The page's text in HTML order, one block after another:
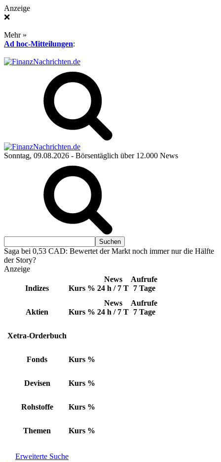
Anzeige
❌
Mehr »
Ad hoc-Mitteilungen:
Sonntag, 09.08.2026 - Börsentäglich über 12.000 News
Saga bei 0,53 CAD: Bewertet der Markt noch immer nur die Hälfte
der Story?
Anzeige
Indizes Kurs %
News
24 h / 7 T
Aufrufe
7 Tage
Aktien Kurs %
News
24 h / 7 T
Aufrufe
7 Tage
Xetra-Orderbuch
Fonds Kurs %
Devisen Kurs %
Rohstoffe Kurs %
Themen Kurs %
Erweiterte Suche